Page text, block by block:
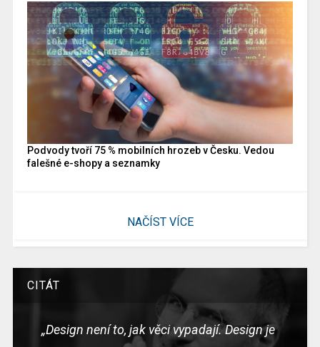
Podvody tvoří 75 % mobilních hrozeb v Česku. Vedou
falešné e-shopy a seznamky
NAČÍST VÍCE
CITÁT
„Design není to, jak věci vypadají. Design je